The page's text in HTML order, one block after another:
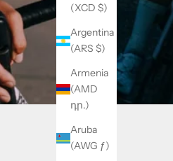
(XCD $)
Argentina
(ARS $)
Armenia
(AMD
դր.)
Aruba
(AWG ƒ)